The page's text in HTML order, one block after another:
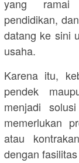
yang ramai
pendidikan,
datang ke sini
usaha.
Karena itu,
pendek
menjadi
memerlukan
atau
dengan